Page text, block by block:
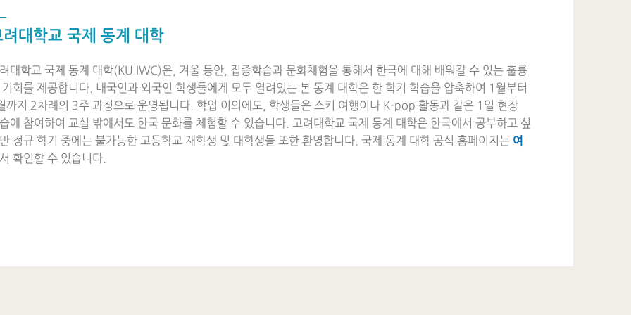
려대학교 국제 동계 대학
대학교 국제 동계 대학(KU IWC)은, 겨울 동안, 집중학습과 문화체험을 통해서 한국에 대해 배워갈 수 있는 훌륭
기회를 제공합니다. 내국인과 외국인 학생들에게 모두 열려있는 본 동계 대학은 한 학기 학습을 압축하여 1월부터
까지 2차례의 3주 과정으로 운영됩니다. 학업 이외에도, 학생들은 스키 여행이나 K-pop 활동과 같은 1일 현장
에 참여하여 교실 밖에서도 한국 문화를 체험할 수 있습니다. 고려대학교 국제 동계 대학은 한국에서 공부하고 싶
정규 학기 중에는 불가능한 고등학교 재학생 및 대학생들 또한 환영합니다. 국제 동계 대학 공식 홈페이지는 여
서 확인할 수 있습니다.